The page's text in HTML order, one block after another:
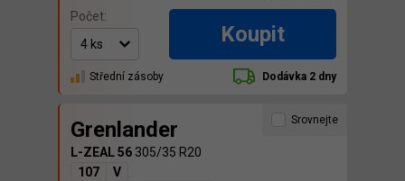
Počet:
Koupit
Střední zásoby Dodávka 2 dny
Grenlander
L-ZEAL 56 305/35 R20
107
V
Srovnejte